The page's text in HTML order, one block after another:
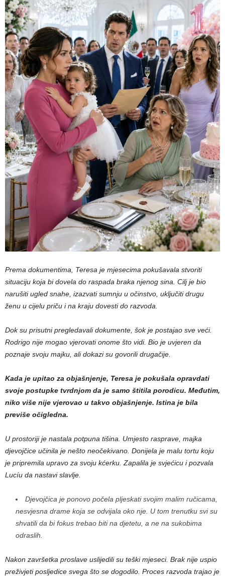
Prema dokumentima, Teresa je mjesecima pokušavala stvoriti
situaciju koja bi dovela do raspada braka njenog sina. Cilj je bio
narušiti ugled snahe, izazvati sumnju u očinstvo, uključiti drugu
ženu u cijelu priču i na kraju dovesti do razvoda.
Dok su prisutni pregledavali dokumente, šok je postajao sve veći.
Rodrigo nije mogao vjerovati onome što vidi. Bio je uvjeren da
poznaje svoju majku, ali dokazi su govorili drugačije.
Kada je upitao za objašnjenje, Teresa je pokušala opravdati
svoje postupke tvrdnjom da je samo štitila porodicu. Međutim,
niko više nije vjerovao u takvo objašnjenje. Istina je bila
previše očigledna.
U prostoriji je nastala potpuna tišina. Umjesto rasprave, majka
djevojčice učinila je nešto neočekivano. Donijela je malu tortu koju
je pripremila upravo za svoju kćerku. Zapalila je svjećicu i pozvala
Lucíu da nastavi slavlje.
Djevojčica je ponovo počela pljeskati svojim malim ručicama,
nesvjesna drame koja se odvijala oko nje. U tom trenutku svi su
shvatili da bi fokus trebao biti na djetetu, a ne na sukobima
odraslih.
Nakon završetka proslave uslijedili su teški mjeseci. Brak nije uspio
preživjeti posljedice svega što se dogodilo. Proces razvoda trajao je